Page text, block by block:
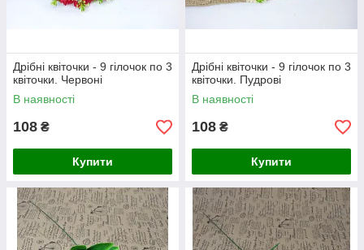
Дрібні квіточки - 9 гілочок по 3
квіточки. Червоні
В наявності
108 ₴
Купити
Дрібні квіточки - 9 гілочок по 3
квіточки. Пудрові
В наявності
108 ₴
Купити